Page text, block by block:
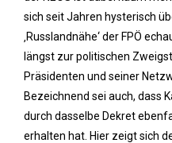
sich seit Jahren hysterisch
‚Russlandnähe‘ der FPÖ
längst zur politischen
Präsidenten und seiner
Bezeichnend sei auch, dass
durch dasselbe Dekret
erhalten hat. Hier zeigt sich